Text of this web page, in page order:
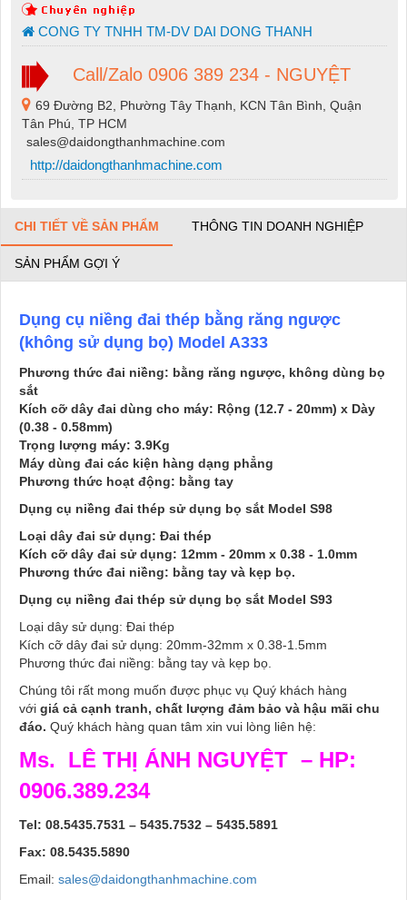
CONG TY TNHH TM-DV DAI DONG THANH
Call/Zalo 0906 389 234 - NGUYỆT
69 Đường B2, Phường Tây Thạnh, KCN Tân Bình, Quận
Tân Phú, TP HCM
sales@daidongthanhmachine.com
http://daidongthanhmachine.com
CHI TIẾT VỀ SẢN PHẨM THÔNG TIN DOANH NGHIỆP
SẢN PHẨM GỢI Ý
Dụng cụ niềng đai thép bằng răng ngược
(không sử dụng bọ) Model A333
Phương thức đai niềng: bằng răng ngược, không dùng bọ
sắt
Kích cỡ dây đai dùng cho máy: Rộng (12.7 - 20mm) x Dày
(0.38 - 0.58mm)
Trọng lượng máy: 3.9Kg
Máy dùng đai các kiện hàng dạng phẳng
Phương thức hoạt động: bằng tay
Dụng cụ niềng đai thép sử dụng bọ sắt Model S98
Loại dây đai sử dụng: Đai thép
Kích cỡ dây đai sử dụng: 12mm - 20mm x 0.38 - 1.0mm
Phương thức đai niềng: bằng tay và kẹp bọ.
Dụng cụ niềng đai thép sử dụng bọ sắt Model S93
Loại dây sử dụng: Đai thép
Kích cỡ dây đai sử dụng: 20mm-32mm x 0.38-1.5mm
Phương thức đai niềng: bằng tay và kẹp bọ.
Chúng tôi rất mong muốn được phục vụ Quý khách hàng
với giá cả cạnh tranh, chất lượng đảm bảo và hậu mãi chu
đáo. Quý khách hàng quan tâm xin vui lòng liên hệ:
Ms. LÊ THỊ ÁNH NGUYỆT – HP:
0906.389.234
Tel: 08.5435.7531 – 5435.7532 – 5435.5891
Fax: 08.5435.5890
Email: sales@daidongthanhmachine.com